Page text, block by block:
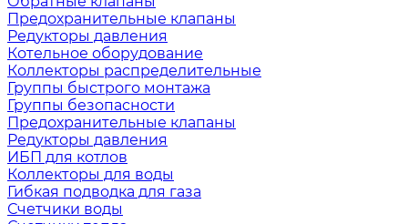
Предохранительные клапаны
Редукторы давления
Котельное оборудование
Коллекторы распределительные
Группы быстрого монтажа
Группы безопасности
Предохранительные клапаны
Редукторы давления
ИБП для котлов
Коллекторы для воды
Гибкая подводка для газа
Счетчики воды